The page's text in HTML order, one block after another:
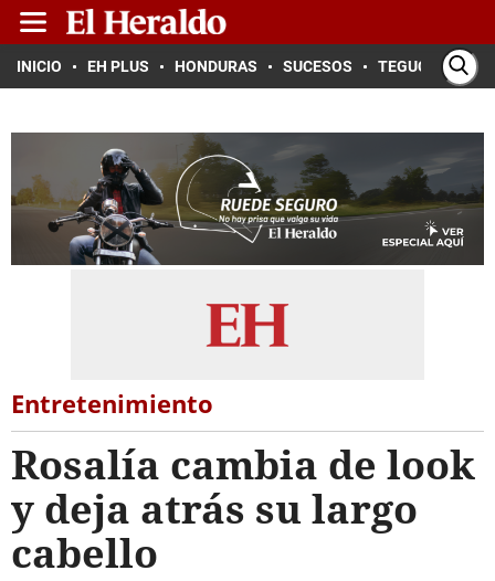
INICIO EH PLUS HONDURAS SUCESOS TEGUCIGALPA
Entretenimiento
Rosalía cambia de look
y deja atrás su largo
cabello